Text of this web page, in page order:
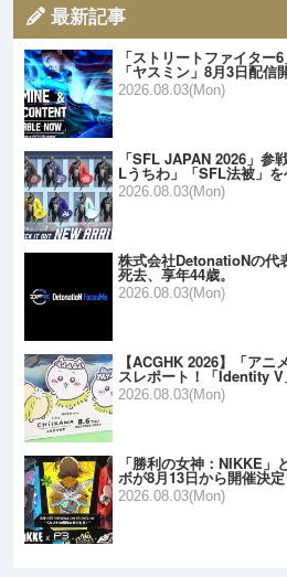
最新記事
「ストリートファイター
「ヤスミン」8月3日配
2026.08.03(Mon)
「SFL JAPAN 2026」参
Lうちわ」「SFL法被」
2026.08.03(Mon)
株式会社DetonatioNの代
死去、享年44歳。
2026.08.03(Mon)
【ACGHK 2026】「ア
スレポート！「Identity
2026.08.03(Mon)
「勝利の女神：NIKKE」
ボが8月13日から開催決
2026.08.03(Mon)